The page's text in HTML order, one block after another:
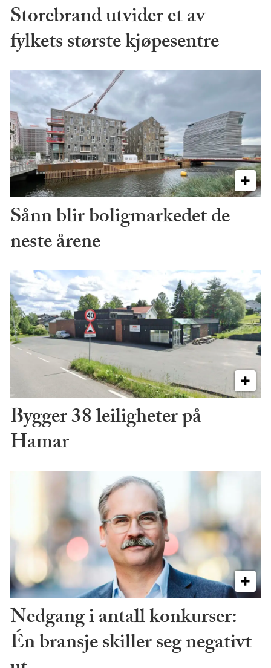
Storebrand utvider et av
fylkets største kjøpesentre
Sånn blir boligmarkedet de
neste årene
Bygger 38 leiligheter på
Hamar
Nedgang i antall konkurser:
Én bransje skiller seg negativt